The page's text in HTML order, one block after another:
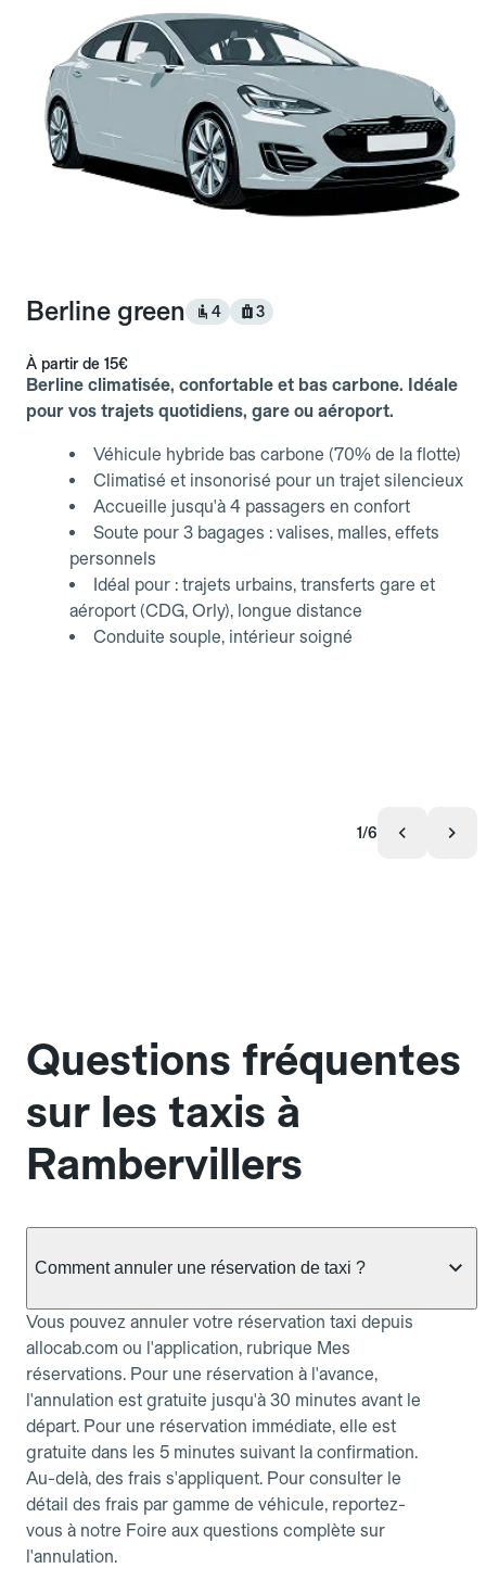
Berline green 4 3
À partir de 15€
Berline climatisée, confortable et bas carbone. Idéale
pour vos trajets quotidiens, gare ou aéroport.
Véhicule hybride bas carbone (70% de la flotte)
Climatisé et insonorisé pour un trajet silencieux
Accueille jusqu'à 4 passagers en confort
Soute pour 3 bagages : valises, malles, effets
personnels
Idéal pour : trajets urbains, transferts gare et
aéroport (CDG, Orly), longue distance
Conduite souple, intérieur soigné
1/6
Questions fréquentes
sur les taxis à
Rambervillers
Comment annuler une réservation de taxi ?
Vous pouvez annuler votre réservation taxi depuis
allocab.com ou l'application, rubrique Mes
réservations. Pour une réservation à l'avance,
l'annulation est gratuite jusqu'à 30 minutes avant le
départ. Pour une réservation immédiate, elle est
gratuite dans les 5 minutes suivant la confirmation.
Au-delà, des frais s'appliquent. Pour consulter le
détail des frais par gamme de véhicule, reportez-
vous à notre Foire aux questions complète sur
l'annulation.